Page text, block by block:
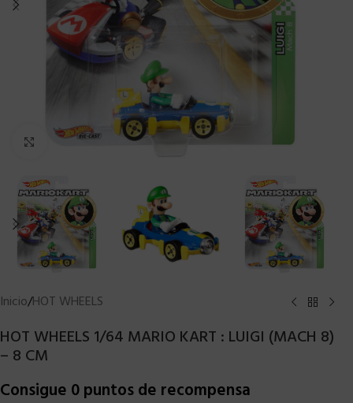
Clic para ampliar
Inicio/HOT WHEELS
HOT WHEELS 1/64 MARIO KART : LUIGI (MACH 8)
– 8 CM
Consigue 0 puntos de recompensa